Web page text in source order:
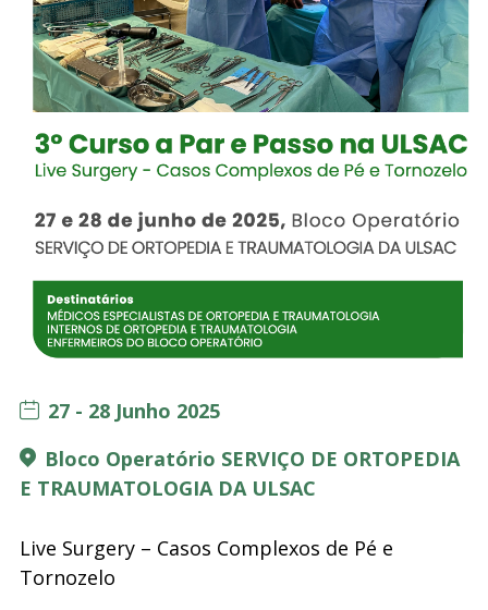
27 - 28 Junho 2025
Bloco Operatório SERVIÇO DE ORTOPEDIA
E TRAUMATOLOGIA DA ULSAC
Live Surgery – Casos Complexos de Pé e
Tornozelo